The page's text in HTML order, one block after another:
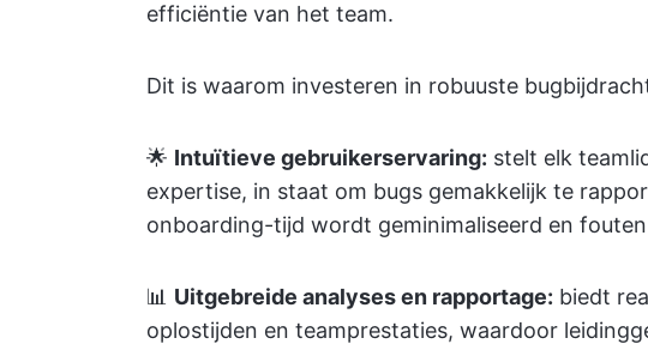
efficiëntie van het team.
Dit is waarom investeren in robuuste
🌟 Intuïtieve gebruikerservaring: stelt elk
expertise, in staat om bugs gemakkelijk te
onboarding-tijd wordt geminimaliseerd en
📊 Uitgebreide analyses en rapportage: biedt
oplostijden en teamprestaties, waardoor